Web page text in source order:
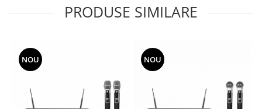
PRODUSE SIMILARE
NOU NOU